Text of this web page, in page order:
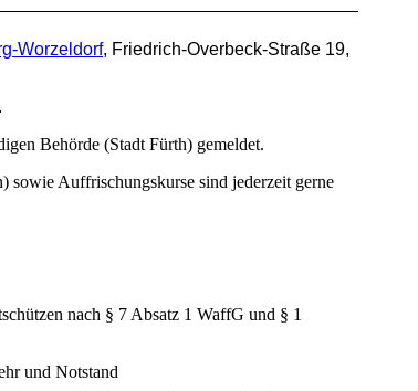
Worzeldorf, Friedrich-Overbeck-Straße 19,
Behörde (Stadt Fürth) gemeldet.
Auffrischungskurse sind jederzeit gerne
nach § 7 Absatz 1 WaffG und § 1
und Notstand